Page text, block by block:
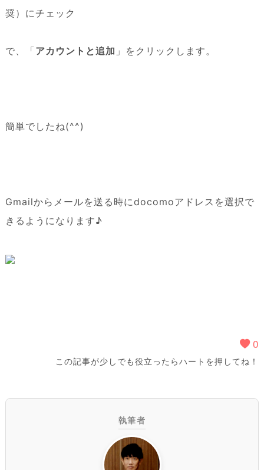
奨）にチェック
で、「アカウントと追加 」をクリックします。
簡単でしたね(^^)
Gmailからメールを送る時にdocomoアドレスを選択で
きるようになります♪
0
この記事が少しでも役立ったらハートを押してね！
執筆者